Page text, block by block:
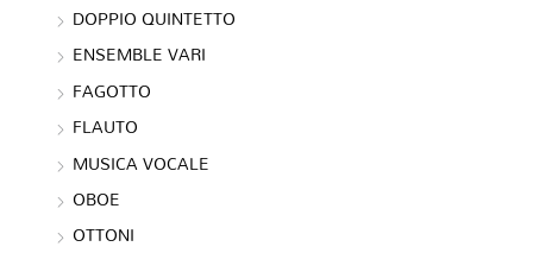
DOPPIO QUINTETTO
ENSEMBLE VARI
FAGOTTO
FLAUTO
MUSICA VOCALE
OBOE
OTTONI